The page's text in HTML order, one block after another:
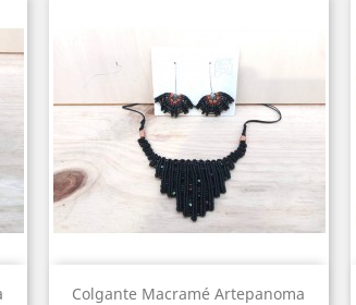
Colgante Macramé Artepanoma